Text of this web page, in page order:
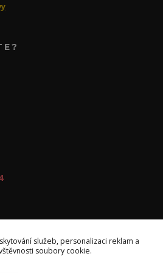
služeb, personalizaci reklam a
soubory cookie.